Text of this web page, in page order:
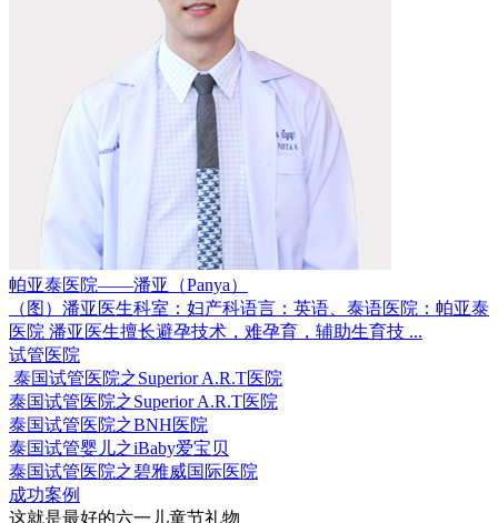
帕亚泰医院——潘亚（Panya）
（图）潘亚医生科室：妇产科语言：英语、泰语医院：帕亚泰
医院 潘亚医生擅长避孕技术，难孕育，辅助生育技 ...
试管医院
泰国试管医院之Superior A.R.T医院
泰国试管医院之Superior A.R.T医院
泰国试管医院之BNH医院
泰国试管婴儿之iBaby爱宝贝
泰国试管医院之碧雅威国际医院
成功案例
这就是最好的六一儿童节礼物